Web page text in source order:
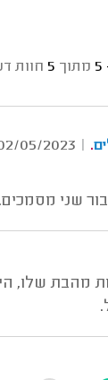
מתוך 5 חוות
.
|
05/2023
שני מסמכים.
מהבת שלו,